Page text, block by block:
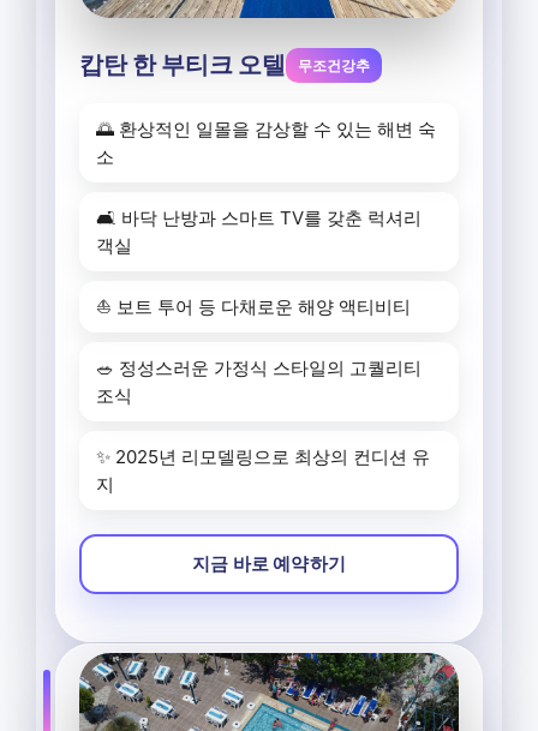
캅탄 한 부티크 오텔 무조건강추
🌅 환상적인 일몰을 감상할 수 있는 해변 숙
소
🛋️ 바닥 난방과 스마트 TV를 갖춘 럭셔리
객실
⛵ 보트 투어 등 다채로운 해양 액티비티
🥗 정성스러운 가정식 스타일의 고퀄리티
조식
✨ 2025년 리모델링으로 최상의 컨디션 유
지
지금 바로 예약하기